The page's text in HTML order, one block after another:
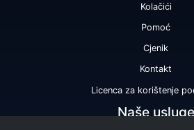
Kolačići
Pomoć
Cjenik
Kontakt
Licenca za korištenje
Naše usluge